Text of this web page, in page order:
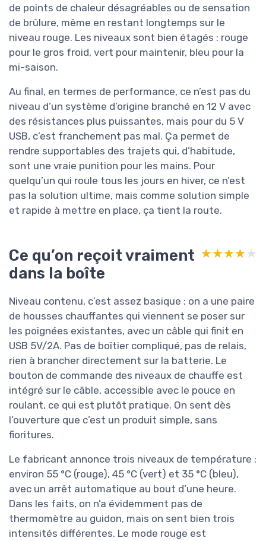
de points de chaleur désagréables ou de sensation
de brûlure, même en restant longtemps sur le
niveau rouge. Les niveaux sont bien étagés : rouge
pour le gros froid, vert pour maintenir, bleu pour la
mi-saison.
Au final, en termes de performance, ce n’est pas du
niveau d’un système d’origine branché en 12 V avec
des résistances plus puissantes, mais pour du 5 V
USB, c’est franchement pas mal. Ça permet de
rendre supportables des trajets qui, d’habitude,
sont une vraie punition pour les mains. Pour
quelqu’un qui roule tous les jours en hiver, ce n’est
pas la solution ultime, mais comme solution simple
et rapide à mettre en place, ça tient la route.
Ce qu’on reçoit vraiment
dans la boîte
★★★★★
★★★★★
Niveau contenu, c’est assez basique : on a une paire
de housses chauffantes qui viennent se poser sur
les poignées existantes, avec un câble qui finit en
USB 5V/2A. Pas de boîtier compliqué, pas de relais,
rien à brancher directement sur la batterie. Le
bouton de commande des niveaux de chauffe est
intégré sur le câble, accessible avec le pouce en
roulant, ce qui est plutôt pratique. On sent dès
l’ouverture que c’est un produit simple, sans
fioritures.
Le fabricant annonce trois niveaux de température :
environ 55 °C (rouge), 45 °C (vert) et 35 °C (bleu),
avec un arrêt automatique au bout d’une heure.
Dans les faits, on n’a évidemment pas de
thermomètre au guidon, mais on sent bien trois
intensités différentes. Le mode rouge est